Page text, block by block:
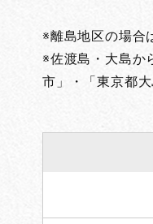
※離島地区の場合
※佐渡島・大島か
市」・「東京都